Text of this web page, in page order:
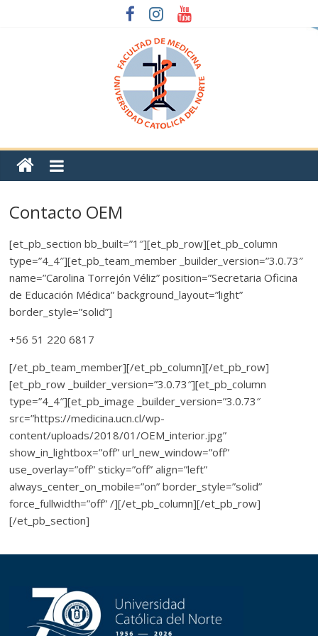
Contacto OEM
[et_pb_section bb_built=”1″][et_pb_row][et_pb_column
type=”4_4″][et_pb_team_member _builder_version=”3.0.73″
name=”Carolina Torrejón Véliz” position=”Secretaria Oficina
de Educación Médica” background_layout=”light”
border_style=”solid”]
+56 51 220 6817
[/et_pb_team_member][/et_pb_column][/et_pb_row]
[et_pb_row _builder_version=”3.0.73″][et_pb_column
type=”4_4″][et_pb_image _builder_version=”3.0.73″
src=”https://medicina.ucn.cl/wp-
content/uploads/2018/01/OEM_interior.jpg”
show_in_lightbox=”off” url_new_window=”off”
use_overlay=”off” sticky=”off” align=”left”
always_center_on_mobile=”on” border_style=”solid”
force_fullwidth=”off” /][/et_pb_column][/et_pb_row]
[/et_pb_section]